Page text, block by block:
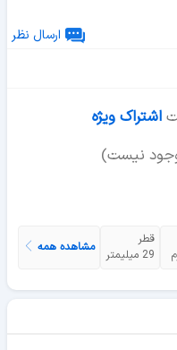
ارسال نظر
اشتراک ویژه
نیست)
قطر
29 میلیمتر
مشاهده همه